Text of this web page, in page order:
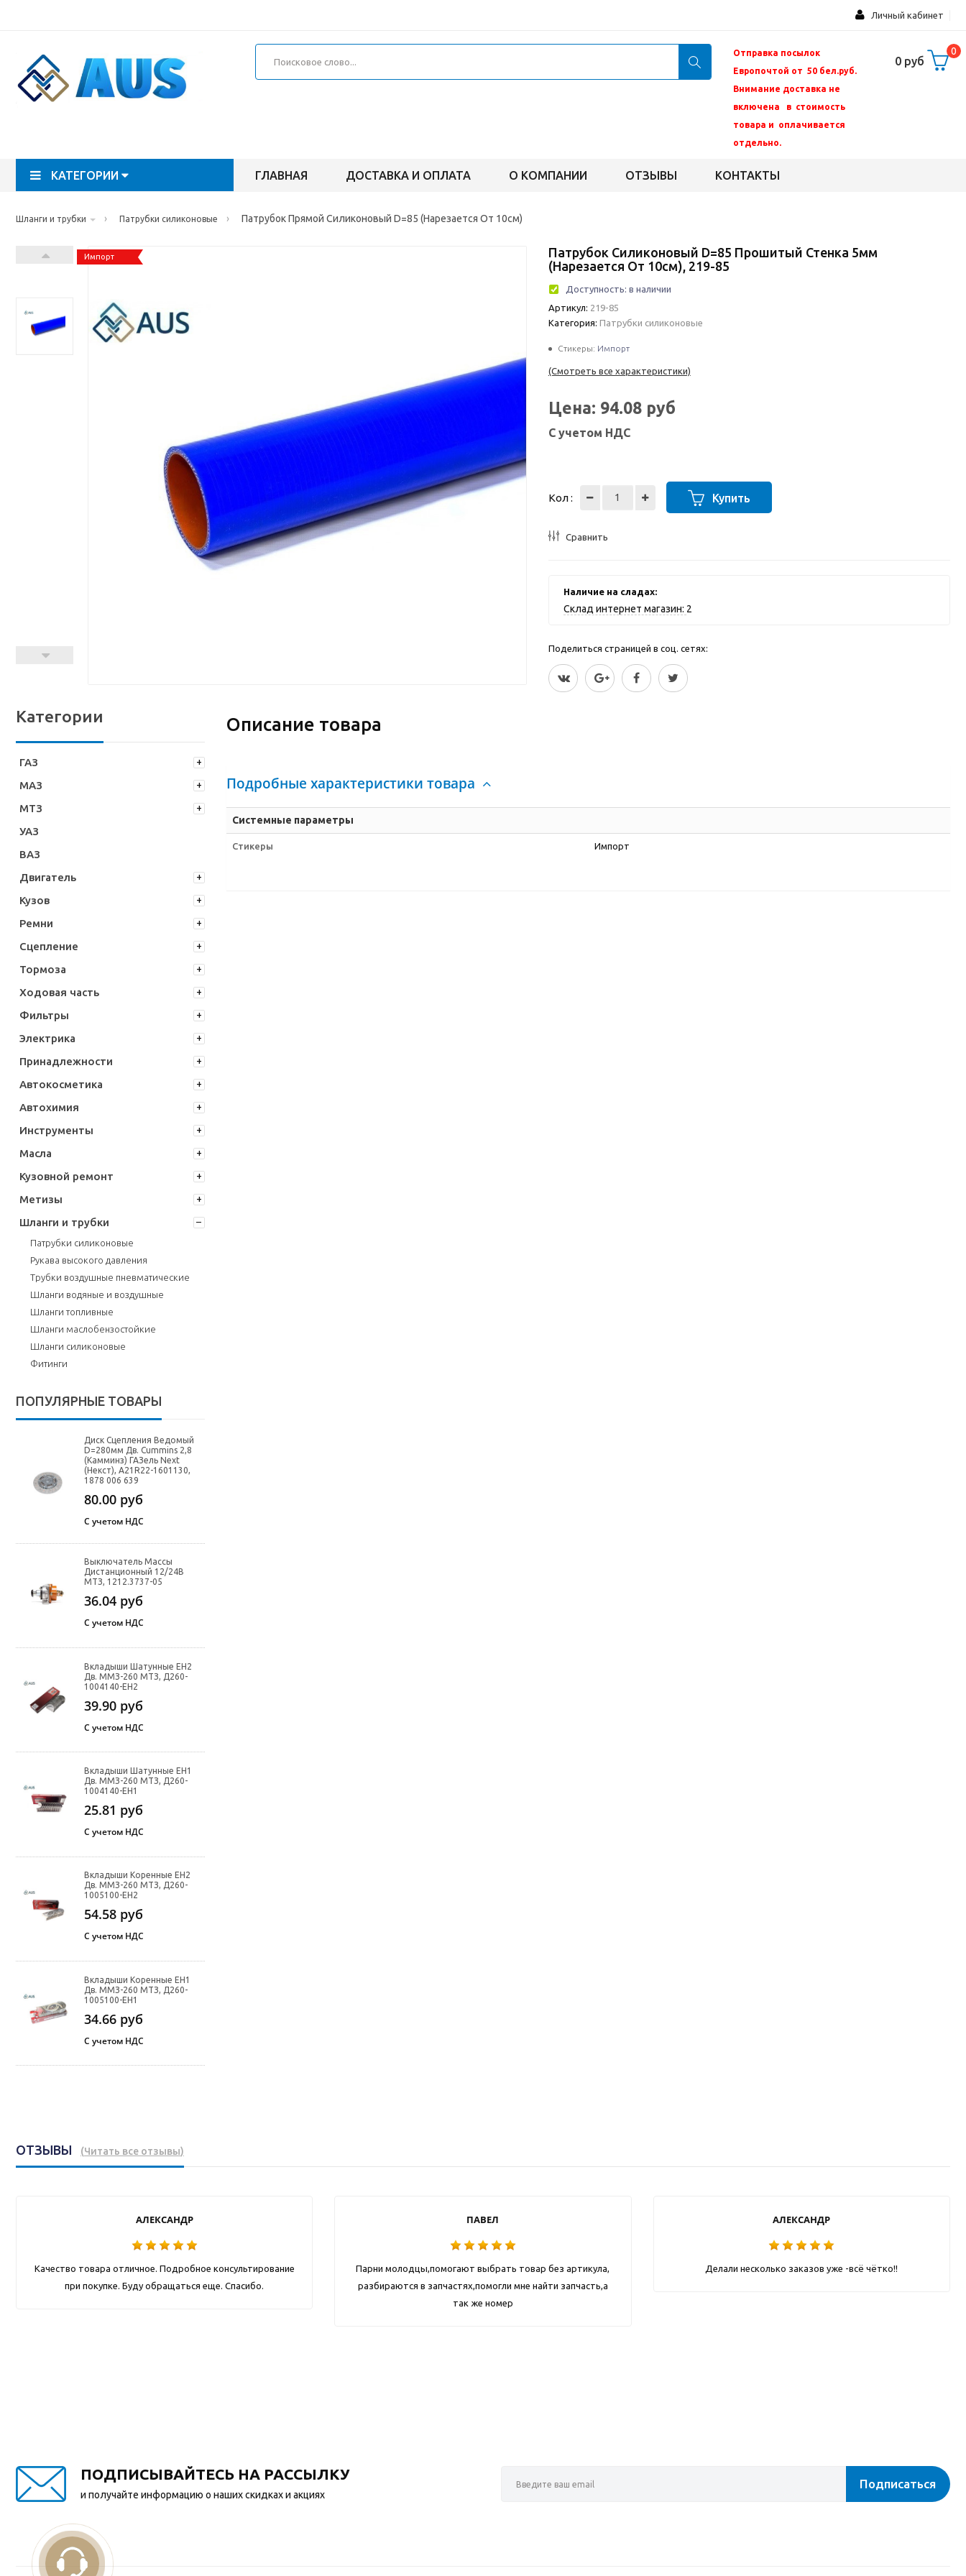
Личный кабинет
Отправка посылок
Европочтой от 50 бел.руб.
Внимание доставка не
включена в стоимость
товара и оплачивается
отдельно.
0 руб
0
КАТЕГОРИИ ГЛАВНАЯ ДОСТАВКА И ОПЛАТА О КОМПАНИИ ОТЗЫВЫ КОНТАКТЫ
Шланги и трубки › Патрубки силиконовые › Патрубок Прямой Силиконовый D=85 (Нарезается От 10см)
Импорт
Патрубок Силиконовый D=85 Прошитый Стенка 5мм
(Нарезается От 10см), 219-85
Доступность: в наличии
Артикул: 219-85
Категория: Патрубки силиконовые
Стикеры: Импорт
(Смотреть все характеристики)
Цена: 94.08 руб
С учетом НДС
Кол : Купить
Сравнить
Наличие на сладах:
Склад интернет магазин: 2
Поделиться страницей в соц. сетях:
Категории
ГАЗ
МАЗ
МТЗ
УАЗ
ВАЗ
Двигатель
Кузов
Ремни
Сцепление
Тормоза
Ходовая часть
Фильтры
Электрика
Принадлежности
Автокосметика
Автохимия
Инструменты
Масла
Кузовной ремонт
Метизы
Шланги и трубки
Патрубки силиконовые
Рукава высокого давления
Трубки воздушные пневматические
Шланги водяные и воздушные
Шланги топливные
Шланги маслобензостойкие
Шланги силиконовые
Фитинги
ПОПУЛЯРНЫЕ ТОВАРЫ
Диск Сцепления Ведомый
D=280мм Дв. Cummins 2,8
(Камминз) ГАЗель Next
(Некст), A21R22-1601130,
1878 006 639
80.00 руб
С учетом НДС
Выключатель Массы
Дистанционный 12/24В
МТЗ, 1212.3737-05
36.04 руб
С учетом НДС
Вкладыши Шатунные ЕН2
Дв. ММЗ-260 МТЗ, Д260-
1004140-ЕН2
39.90 руб
С учетом НДС
Вкладыши Шатунные ЕН1
Дв. ММЗ-260 МТЗ, Д260-
1004140-ЕН1
25.81 руб
С учетом НДС
Вкладыши Коренные ЕН2
Дв. ММЗ-260 МТЗ, Д260-
1005100-ЕН2
54.58 руб
С учетом НДС
Вкладыши Коренные ЕН1
Дв. ММЗ-260 МТЗ, Д260-
1005100-ЕН1
34.66 руб
С учетом НДС
Описание товара
Подробные характеристики товара
Системные параметры
Стикеры Импорт
ОТЗЫВЫ (Читать все отзывы)
АЛЕКСАНДР
Качество товара отличное. Подробное консультирование
при покупке. Буду обращаться еще. Спасибо.
ПАВЕЛ
Парни молодцы,помогают выбрать товар без артикула,
разбираются в запчастях,помогли мне найти запчасть,а
так же номер
АЛЕКСАНДР
Делали несколько заказов уже -всё чётко!!
ПОДПИСЫВАЙТЕСЬ НА РАССЫЛКУ
и получайте информацию о наших скидках и акциях
Подписаться